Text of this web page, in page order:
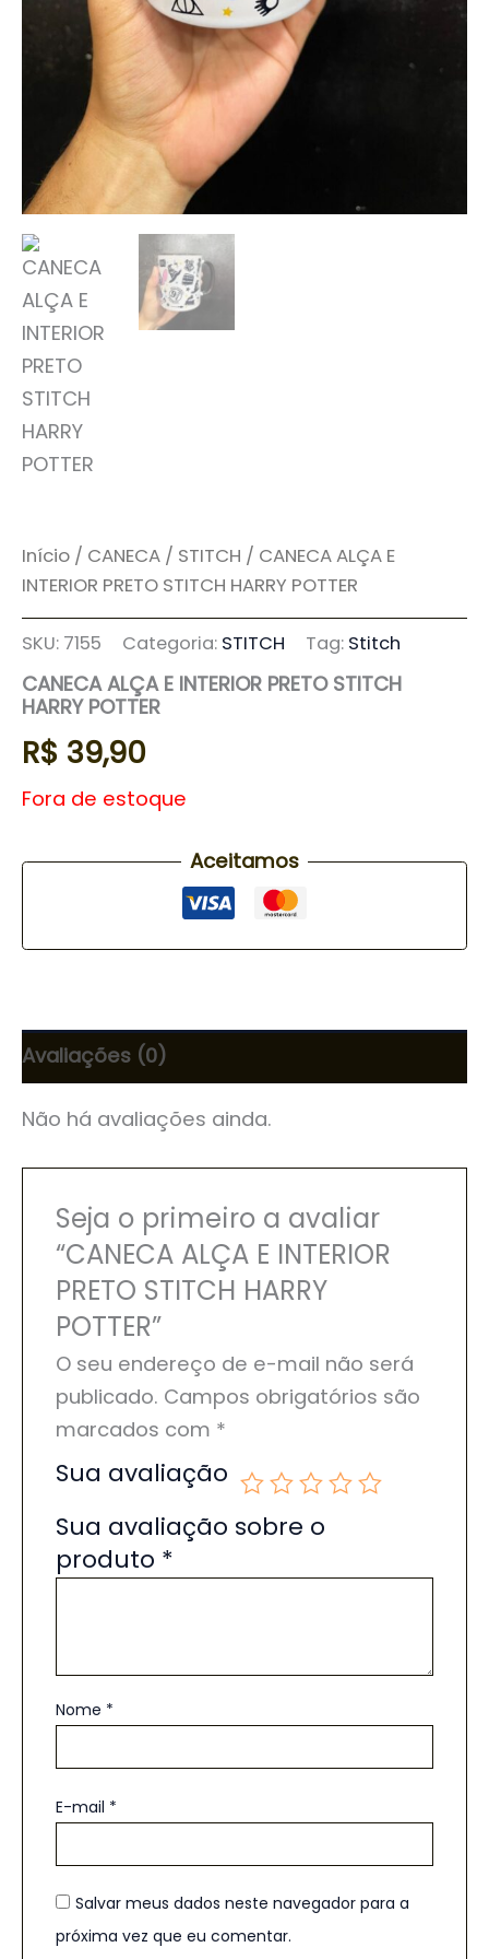
Início / CANECA / STITCH / CANECA ALÇA E
INTERIOR PRETO STITCH HARRY POTTER
SKU: 7155 Categoria: STITCH Tag: Stitch
CANECA ALÇA E INTERIOR PRETO STITCH
HARRY POTTER
R$ 39,90
Fora de estoque
Aceitamos
Avaliações (0)
Não há avaliações ainda.
Seja o primeiro a avaliar
“CANECA ALÇA E INTERIOR
PRETO STITCH HARRY
POTTER”
O seu endereço de e-mail não será
publicado. Campos obrigatórios são
marcados com *
Sua avaliação
Sua avaliação sobre o
produto *
Nome *
E-mail *
Salvar meus dados neste navegador para a
próxima vez que eu comentar.